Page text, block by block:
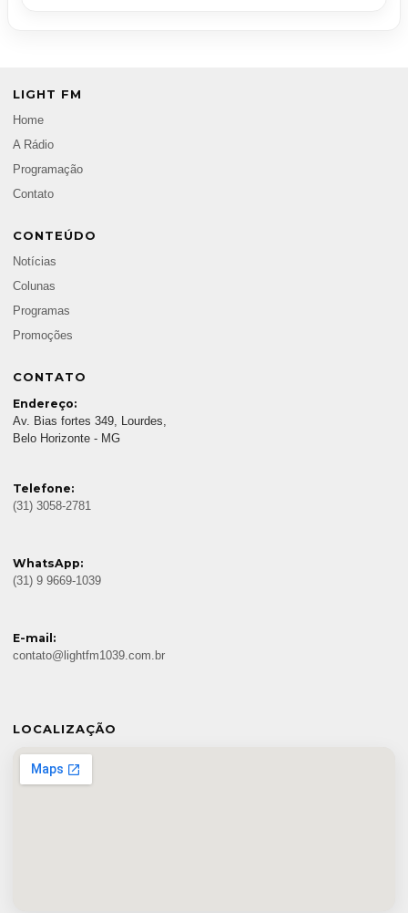
LIGHT FM
Home
A Rádio
Programação
Contato
CONTEÚDO
Notícias
Colunas
Programas
Promoções
CONTATO
Endereço:
Av. Bias fortes 349, Lourdes,
Belo Horizonte - MG
Telefone:
(31) 3058-2781
WhatsApp:
(31) 9 9669-1039
E-mail:
contato@lightfm1039.com.br
LOCALIZAÇÃO